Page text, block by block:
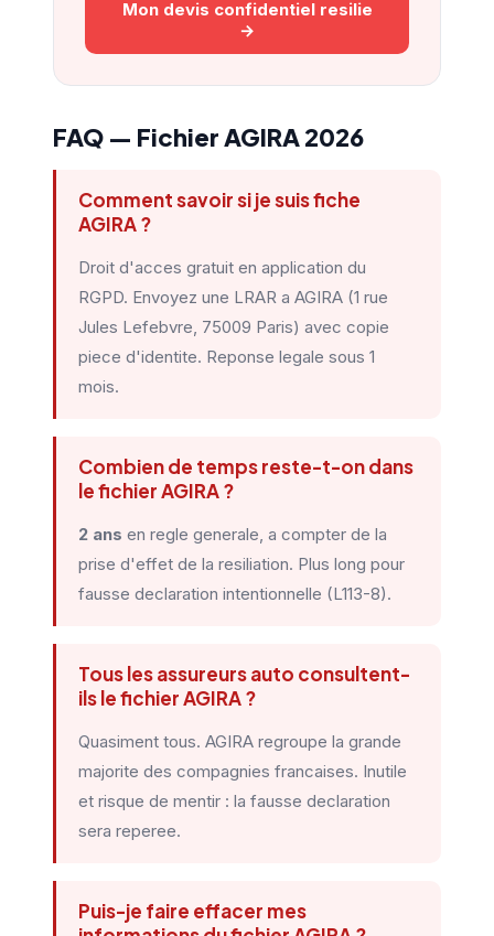
Mon devis confidentiel resilie
→
FAQ — Fichier AGIRA 2026
Comment savoir si je suis fiche
AGIRA ?
Droit d'acces gratuit en application du
RGPD. Envoyez une LRAR a AGIRA (1 rue
Jules Lefebvre, 75009 Paris) avec copie
piece d'identite. Reponse legale sous 1
mois.
Combien de temps reste-t-on dans
le fichier AGIRA ?
2 ans en regle generale, a compter de la
prise d'effet de la resiliation. Plus long pour
fausse declaration intentionnelle (L113-8).
Tous les assureurs auto consultent-
ils le fichier AGIRA ?
Quasiment tous. AGIRA regroupe la grande
majorite des compagnies francaises. Inutile
et risque de mentir : la fausse declaration
sera reperee.
Puis-je faire effacer mes